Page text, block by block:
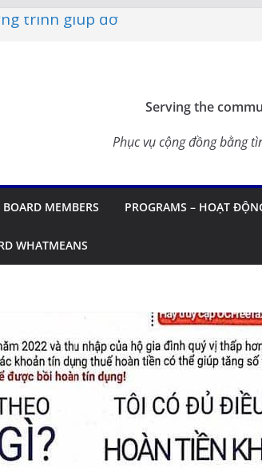
trình giúp đỡ
Dụng Ôn
CÙNG CÁC
Serving the
Phục vụ cộng đồng bằng
BOARD MEMBERS PROGRAMS – HOẠT
WHATMEANS